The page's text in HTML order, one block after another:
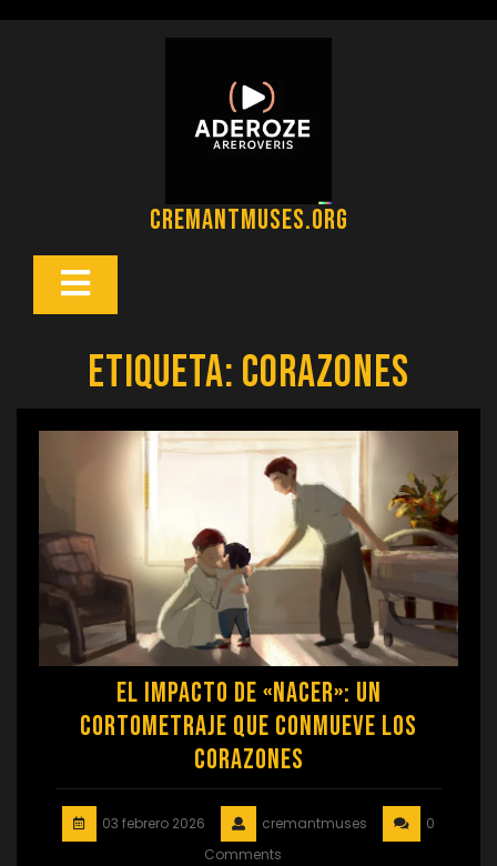
cremantmuses.org
Botón
Etiqueta: corazones
El Impacto de «Nacer»: Un
Cortometraje que Conmueve los
Corazones
03 febrero 2026 cremantmuses
0
Comments